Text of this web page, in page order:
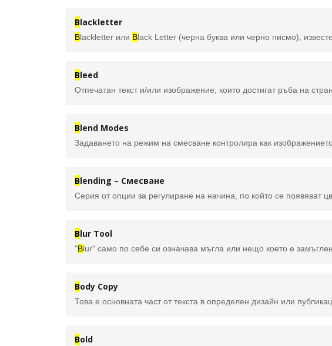
Blackletter
Blackletter или Black Letter (черна буква или черно писмо), известен също като готически скрипт или текстура, е скрипт, използван в цяла Западна Европа от около 1150 г.
Bleed
Отпечатан текст и/или изображение, които достигат ръба на
Blend Modes
Blending – Смесване
Blur Tool
"Blur" само по себе си означава мъгла или нещо което е замъглено и размазано, също така се използва като термин в
Body Copy
Bold